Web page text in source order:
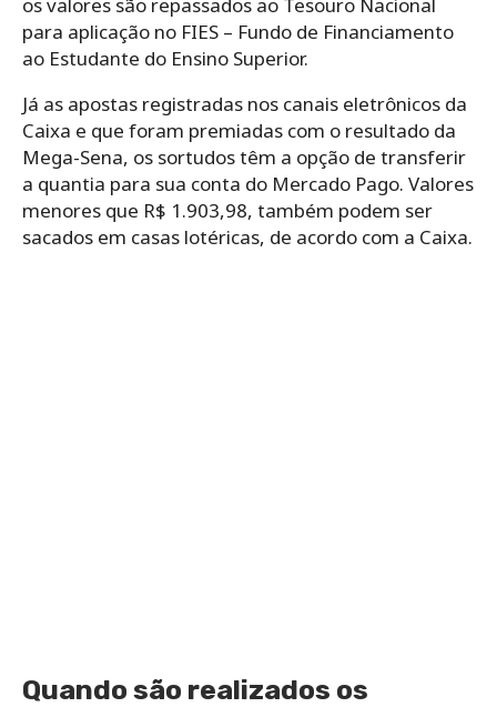
para aplicação no FIES – Fundo de Financiamento
ao Estudante do Ensino Superior.
Já as apostas registradas nos canais eletrônicos da
Caixa e que foram premiadas com o resultado da
Mega-Sena, os sortudos têm a opção de transferir
a quantia para sua conta do Mercado Pago. Valores
menores que R$ 1.903,98, também podem ser
sacados em casas lotéricas, de acordo com a Caixa.
Quando são realizados os